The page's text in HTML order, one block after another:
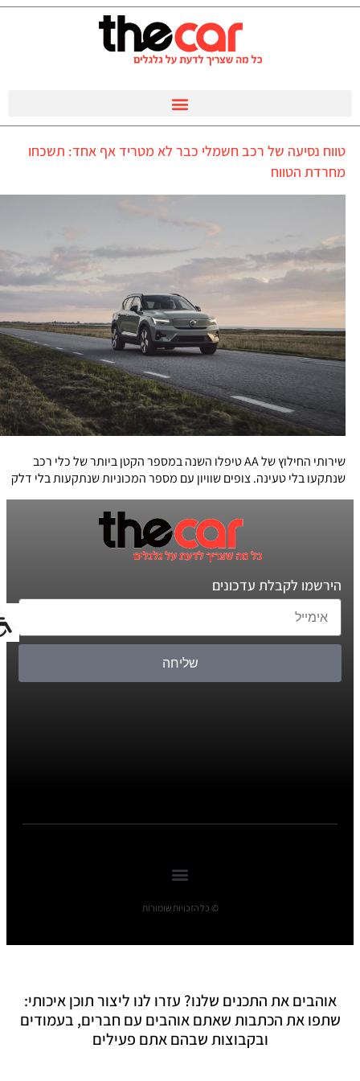
טווח נסיעה של רכב חשמלי כבר לא מטריד אף אחד: תשכחו
מחרדת הטווח
שירותי החילוץ של AA טיפלו השנה במספר הקטן ביותר של כלי רכב
שנתקעו בלי טעינה. צופים שוויון עם מספר המכוניות שנתקעות בלי דלק
הירשמו לקבלת עדכונים
שליחה
© כל הזכויות שומורות
אוהבים את התכנים שלנו? עזרו לנו ליצור תוכן איכותי:
שתפו את הכתבות שאתם אוהבים עם חברים, בעמודים
ובקבוצות שבהם אתם פעילים